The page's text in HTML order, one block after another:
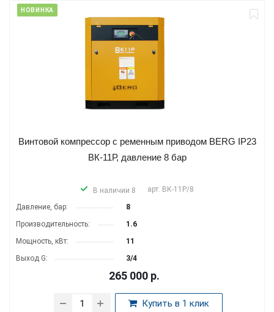
НОВИНКА
Винтовой компрессор с ременным приводом BERG IP23
ВК-11Р, давление 8 бар
В наличии 8 арт. ВК-11Р/8
Давление, бар:
8
Производительность:
1.6
Мощность, кВт:
11
Выход G:
3/4
265 000 р.
Купить в 1 клик